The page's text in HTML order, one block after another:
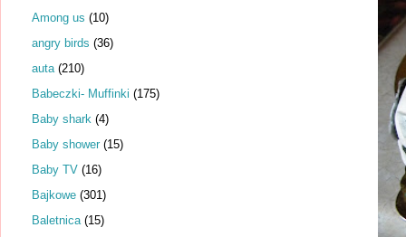
Among us (10)
angry birds (36)
auta (210)
Babeczki- Muffinki (175)
Baby shark (4)
Baby shower (15)
Baby TV (16)
Bajkowe (301)
Baletnica (15)